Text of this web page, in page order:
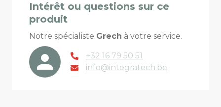
Intérêt ou questions sur ce
produit
Notre spécialiste Grech à votre service.
+32 16 79 50 51
info@integratech.be